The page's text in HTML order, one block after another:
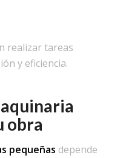
realizar tareas
y eficiencia.
obra
pequeñas depende